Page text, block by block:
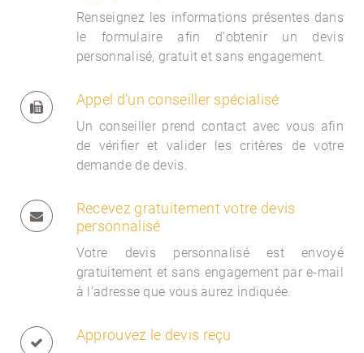
Renseignez les informations présentes dans
le formulaire afin d'obtenir un devis
personnalisé, gratuit et sans engagement.
Appel d'un conseiller spécialisé
Un conseiller prend contact avec vous afin
de vérifier et valider les critères de votre
demande de devis.
Recevez gratuitement votre devis
personnalisé
Votre devis personnalisé est envoyé
gratuitement et sans engagement par e-mail
à l'adresse que vous aurez indiquée.
Approuvez le devis reçu